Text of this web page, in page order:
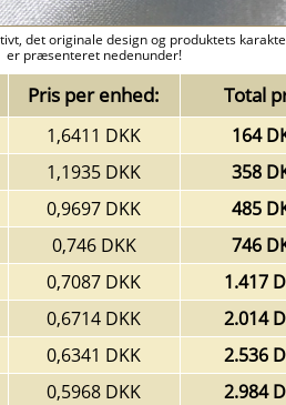
det originale design og produktets
er præsenteret nedenunder!
Pris per enhed: Total
1,6411 DKK
164
1,1935 DKK
358
0,9697 DKK
485
0,746 DKK
746
0,7087 DKK
1.417
0,6714 DKK
2.014
0,6341 DKK
2.536
0,5968 DKK 2.984